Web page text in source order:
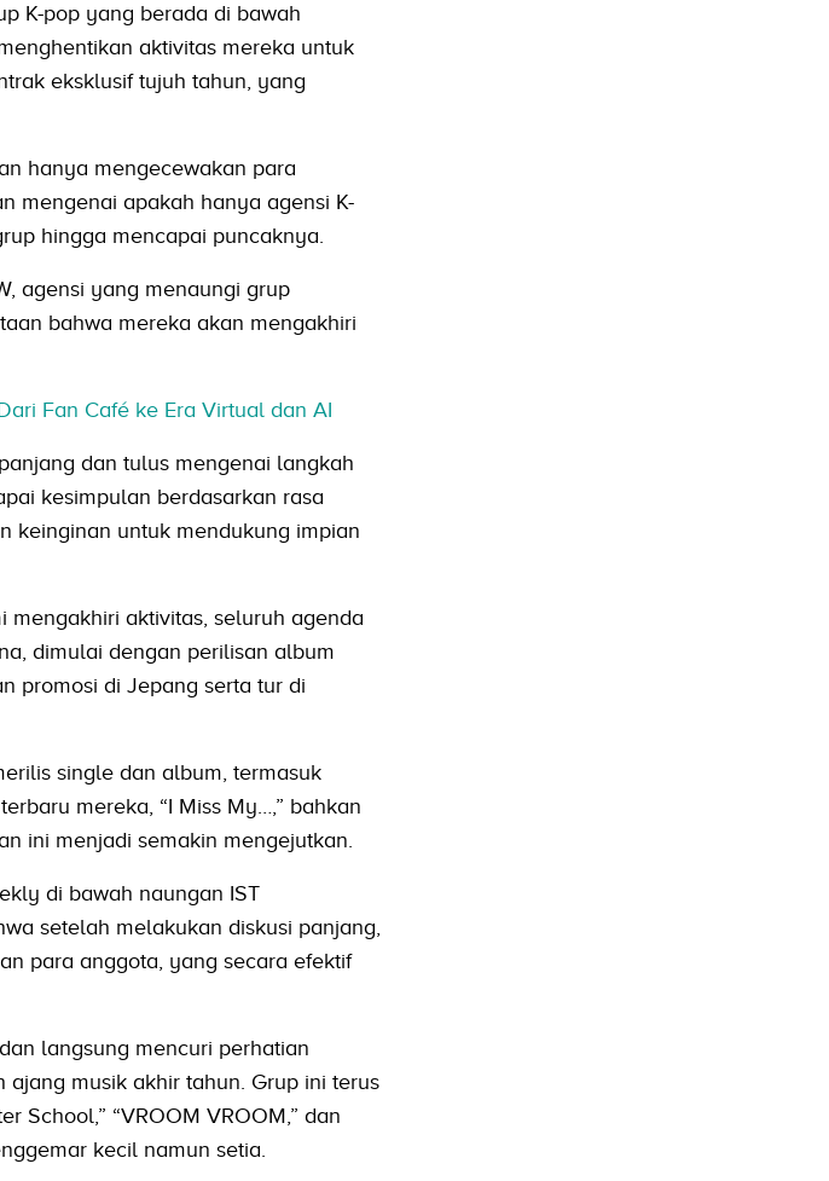
K-pop yang berada di bawah
aktivitas mereka untuk
eksklusif tujuh tahun, yang
hanya mengecewakan para
mengenai apakah hanya agensi K-
hingga mencapai puncaknya.
agensi yang menaungi grup
bahwa mereka akan mengakhiri
Fan Café ke Era Virtual dan AI
dan tulus mengenai langkah
kesimpulan berdasarkan rasa
keinginan untuk mendukung impian
mengakhiri aktivitas, seluruh agenda
dimulai dengan perilisan album
promosi di Jepang serta tur di
single dan album, termasuk
terbaru mereka, “I Miss My…,” bahkan
ini menjadi semakin mengejutkan.
di bawah naungan IST
setelah melakukan diskusi panjang,
para anggota, yang secara efektif
langsung mencuri perhatian
musik akhir tahun. Grup ini terus
School,” “VROOM VROOM,” dan
kecil namun setia.